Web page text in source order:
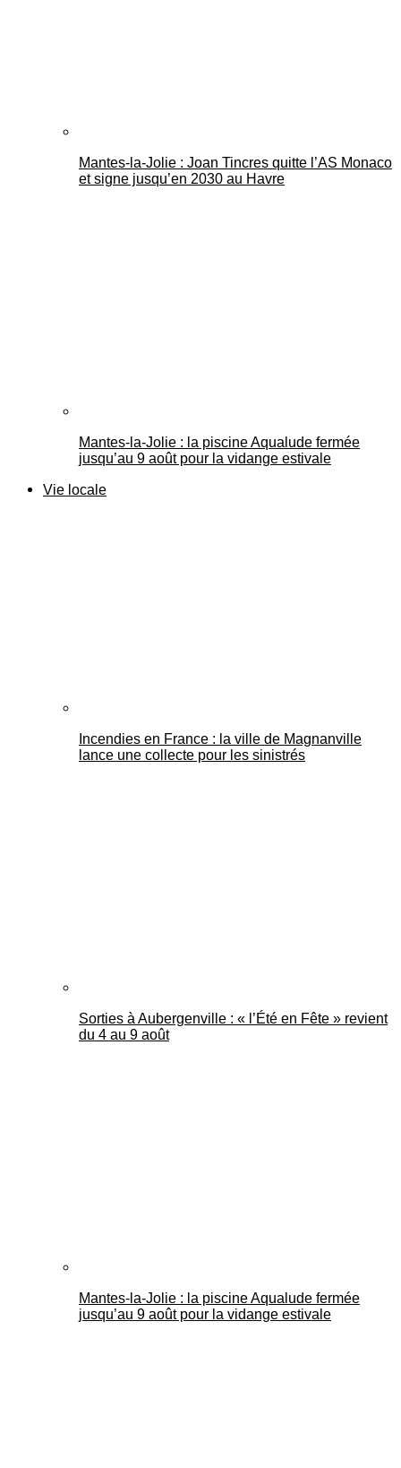
Mantes-la-Jolie : Joan Tincres quitte l’AS Monaco
et signe jusqu’en 2030 au Havre
Mantes-la-Jolie : la piscine Aqualude fermée
jusqu’au 9 août pour la vidange estivale
Vie locale
Incendies en France : la ville de Magnanville
lance une collecte pour les sinistrés
Sorties à Aubergenville : « l’Été en Fête » revient
du 4 au 9 août
Mantes-la-Jolie : la piscine Aqualude fermée
jusqu’au 9 août pour la vidange estivale